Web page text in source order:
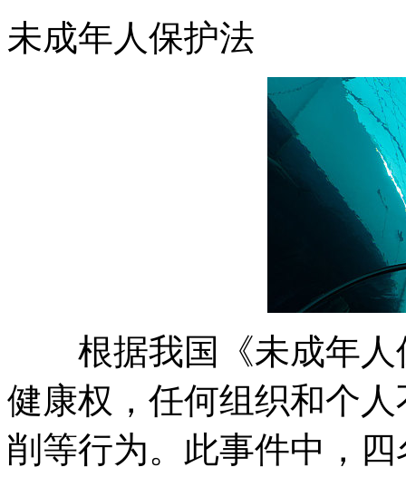
未成年人保护法
根据我国《未成年人
健康权，任何组织和个
削等行为。此事件中，